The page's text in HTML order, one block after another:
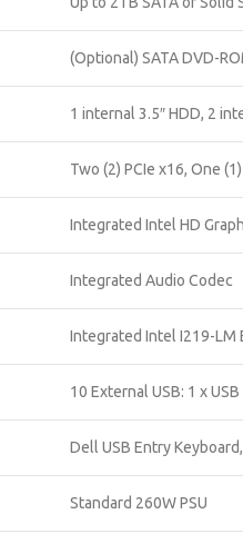
(Optional) SATA DVD-
1 internal 3.5″ HDD, 2
Two (2) PCIe x16, One
Integrated Intel HD
Integrated Audio Codec
Integrated Intel I219-LM
10 External USB: 1 x
Dell USB Entry
Standard 260W PSU